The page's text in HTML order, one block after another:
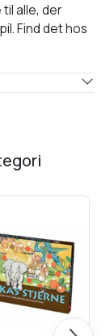
alle, der
Find det hos
Næste